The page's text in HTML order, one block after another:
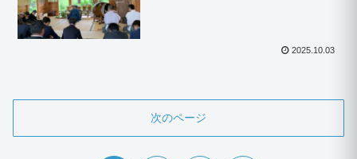
2025.10.03
次のページ